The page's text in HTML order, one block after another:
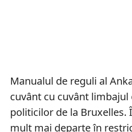
Manualul de reguli al
cuvânt cu cuvânt limbajul
politicilor de la Bruxelles.
mult mai departe în